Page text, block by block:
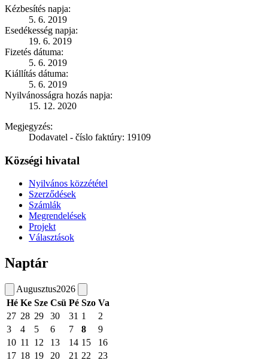
Kézbesítés napja:
5. 6. 2019
Esedékesség napja:
19. 6. 2019
Fizetés dátuma:
5. 6. 2019
Kiállítás dátuma:
5. 6. 2019
Nyilvánosságra hozás napja:
15. 12. 2020
Megjegyzés:
Dodavatel - číslo faktúry: 19109
Községi hivatal
Nyilvános közzététel
Szerződések
Számlák
Megrendelések
Projekt
Választások
Naptár
Augusztus2026
Hé Ke Sze Csü Pé Szo Va
27 28 29 30 31 1
2
3
4 5 6 7 8
9
10 11 12 13 14 15
16
17 18 19 20 21 22
23